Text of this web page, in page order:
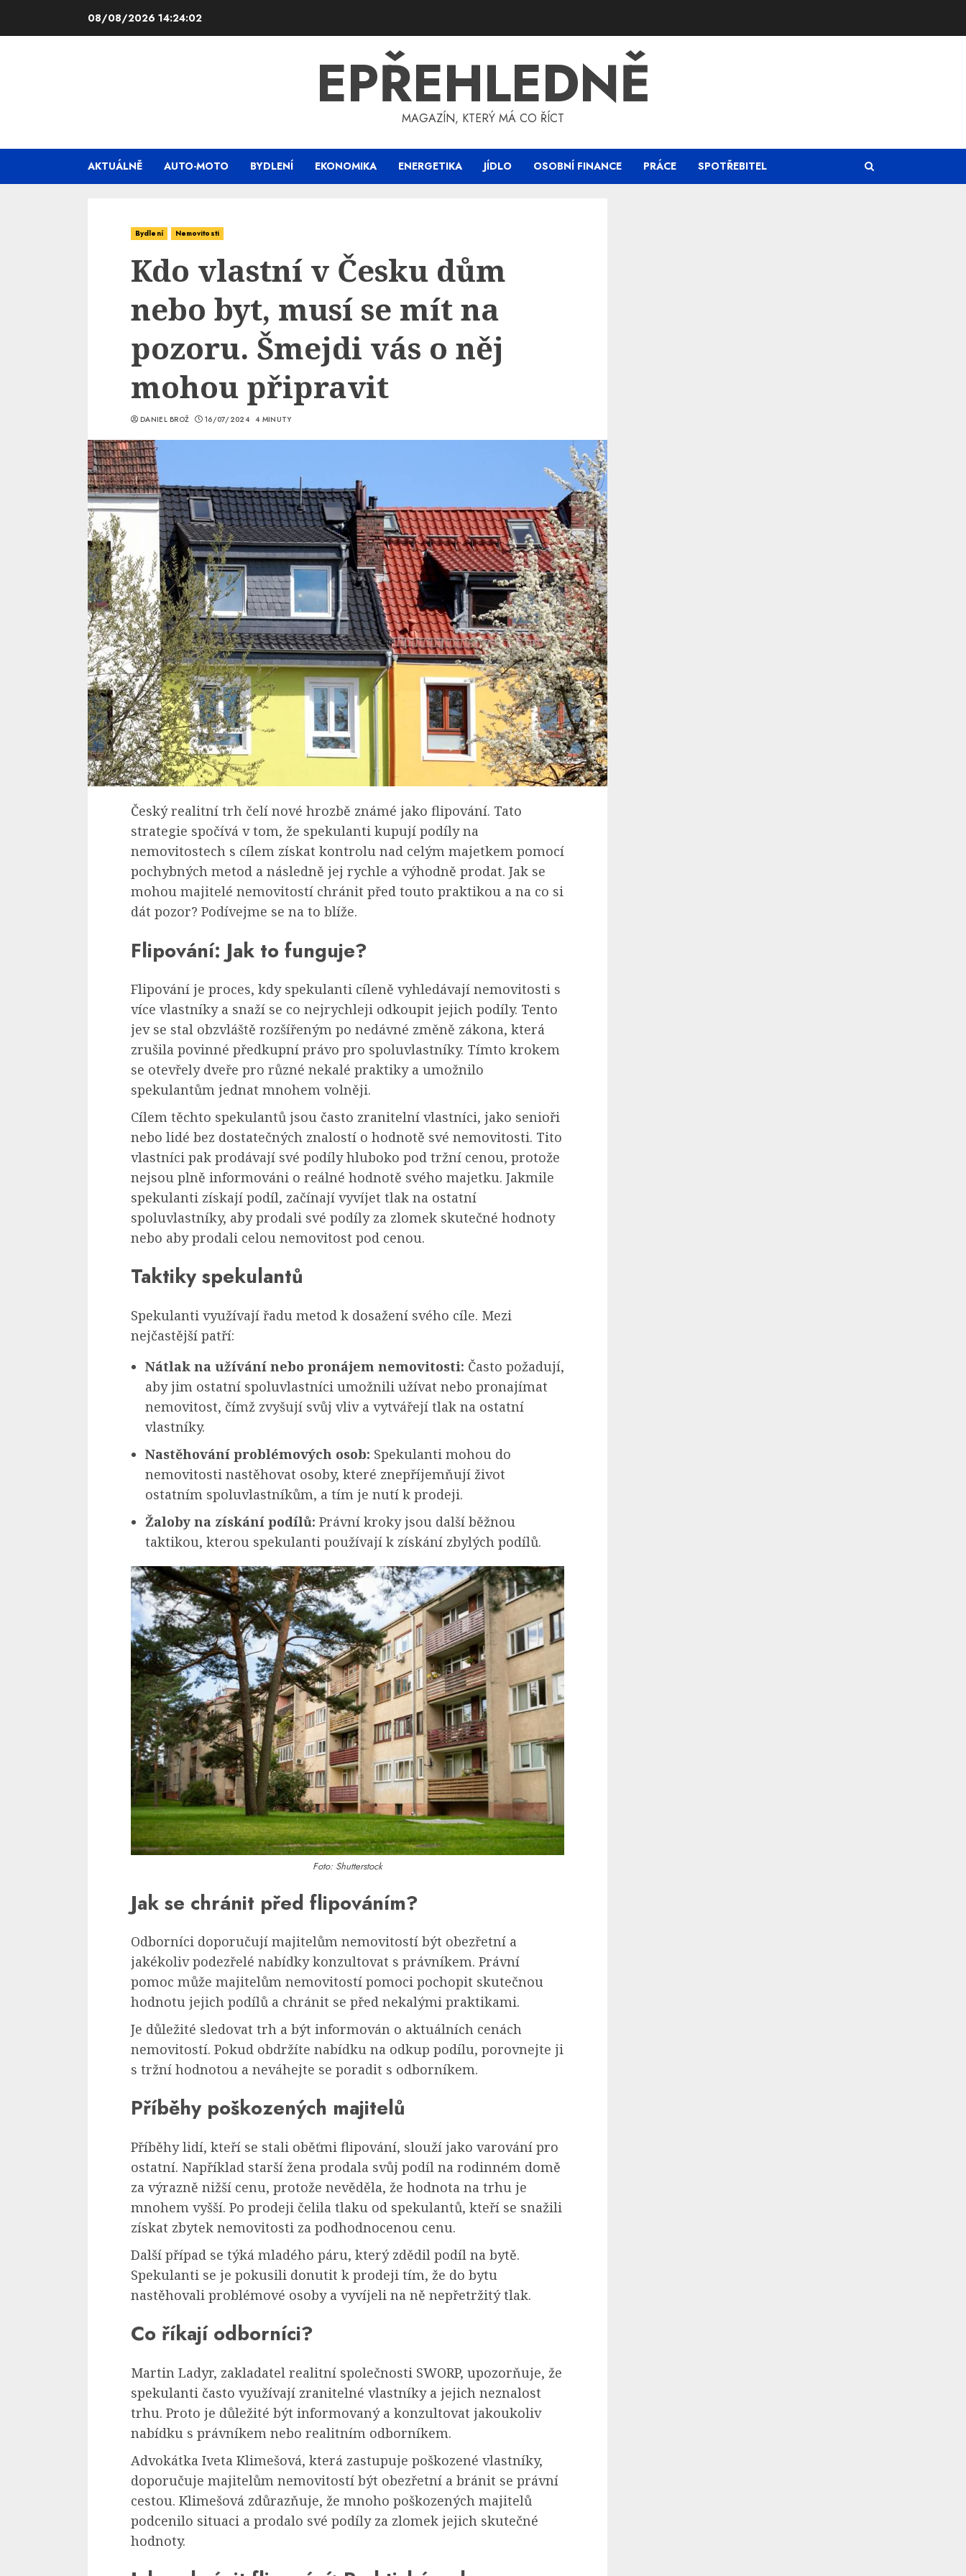
08/08/2026 14:24:03
EPŘEHLEDNĚ
MAGAZÍN, KTERÝ MÁ CO ŘÍCT
AKTUÁLNĚ AUTO-MOTO BYDLENÍ EKONOMIKA ENERGETIKA JÍDLO OSOBNÍ FINANCE PRÁCE SPOTŘEBITEL
Bydlení Nemovitosti
Kdo vlastní v Česku dům
nebo byt, musí se mít na
pozoru. Šmejdi vás o něj
mohou připravit
DANIEL BROŽ 16/07/2024 4 MINUTY
Český realitní trh čelí nové hrozbě známé jako flipování. Tato
strategie spočívá v tom, že spekulanti kupují podíly na
nemovitostech s cílem získat kontrolu nad celým majetkem pomocí
pochybných metod a následně jej rychle a výhodně prodat. Jak se
mohou majitelé nemovitostí chránit před touto praktikou a na co si
dát pozor? Podívejme se na to blíže.
Flipování: Jak to funguje?
Flipování je proces, kdy spekulanti cíleně vyhledávají nemovitosti s
více vlastníky a snaží se co nejrychleji odkoupit jejich podíly. Tento
jev se stal obzvláště rozšířeným po nedávné změně zákona, která
zrušila povinné předkupní právo pro spoluvlastníky. Tímto krokem
se otevřely dveře pro různé nekalé praktiky a umožnilo
spekulantům jednat mnohem volněji.
Cílem těchto spekulantů jsou často zranitelní vlastníci, jako senioři
nebo lidé bez dostatečných znalostí o hodnotě své nemovitosti. Tito
vlastníci pak prodávají své podíly hluboko pod tržní cenou, protože
nejsou plně informováni o reálné hodnotě svého majetku. Jakmile
spekulanti získají podíl, začínají vyvíjet tlak na ostatní
spoluvlastníky, aby prodali své podíly za zlomek skutečné hodnoty
nebo aby prodali celou nemovitost pod cenou.
Taktiky spekulantů
Spekulanti využívají řadu metod k dosažení svého cíle. Mezi
nejčastější patří:
Nátlak na užívání nebo pronájem nemovitosti: Často požadují,
aby jim ostatní spoluvlastníci umožnili užívat nebo pronajímat
nemovitost, čímž zvyšují svůj vliv a vytvářejí tlak na ostatní
vlastníky.
Nastěhování problémových osob: Spekulanti mohou do
nemovitosti nastěhovat osoby, které znepříjemňují život
ostatním spoluvlastníkům, a tím je nutí k prodeji.
Žaloby na získání podílů: Právní kroky jsou další běžnou
taktikou, kterou spekulanti používají k získání zbylých podílů.
Foto: Shutterstock
Jak se chránit před flipováním?
Odborníci doporučují majitelům nemovitostí být obezřetní a
jakékoliv podezřelé nabídky konzultovat s právníkem. Právní
pomoc může majitelům nemovitostí pomoci pochopit skutečnou
hodnotu jejich podílů a chránit se před nekalými praktikami.
Je důležité sledovat trh a být informován o aktuálních cenách
nemovitostí. Pokud obdržíte nabídku na odkup podílu, porovnejte ji
s tržní hodnotou a neváhejte se poradit s odborníkem.
Příběhy poškozených majitelů
Příběhy lidí, kteří se stali oběťmi flipování, slouží jako varování pro
ostatní. Například starší žena prodala svůj podíl na rodinném domě
za výrazně nižší cenu, protože nevěděla, že hodnota na trhu je
mnohem vyšší. Po prodeji čelila tlaku od spekulantů, kteří se snažili
získat zbytek nemovitosti za podhodnocenou cenu.
Další případ se týká mladého páru, který zdědil podíl na bytě.
Spekulanti se je pokusili donutit k prodeji tím, že do bytu
nastěhovali problémové osoby a vyvíjeli na ně nepřetržitý tlak.
Co říkají odborníci?
Martin Ladyr, zakladatel realitní společnosti SWORP, upozorňuje, že
spekulanti často využívají zranitelné vlastníky a jejich neznalost
trhu. Proto je důležité být informovaný a konzultovat jakoukoliv
nabídku s právníkem nebo realitním odborníkem.
Advokátka Iveta Klimešová, která zastupuje poškozené vlastníky,
doporučuje majitelům nemovitostí být obezřetní a bránit se právní
cestou. Klimešová zdůrazňuje, že mnoho poškozených majitelů
podcenilo situaci a prodalo své podíly za zlomek jejich skutečné
hodnoty.